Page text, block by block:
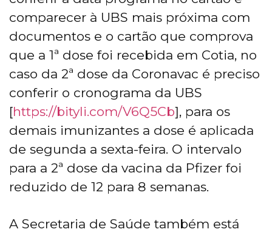
comparecer à UBS mais próxima com
documentos e o cartão que comprova
que a 1ª dose foi recebida em Cotia, no
caso da 2ª dose da Coronavac é preciso
conferir o cronograma da UBS
[https://bityli.com/V6Q5Cb], para os
demais imunizantes a dose é aplicada
de segunda a sexta-feira. O intervalo
para a 2ª dose da vacina da Pfizer foi
reduzido de 12 para 8 semanas.
A Secretaria de Saúde também está